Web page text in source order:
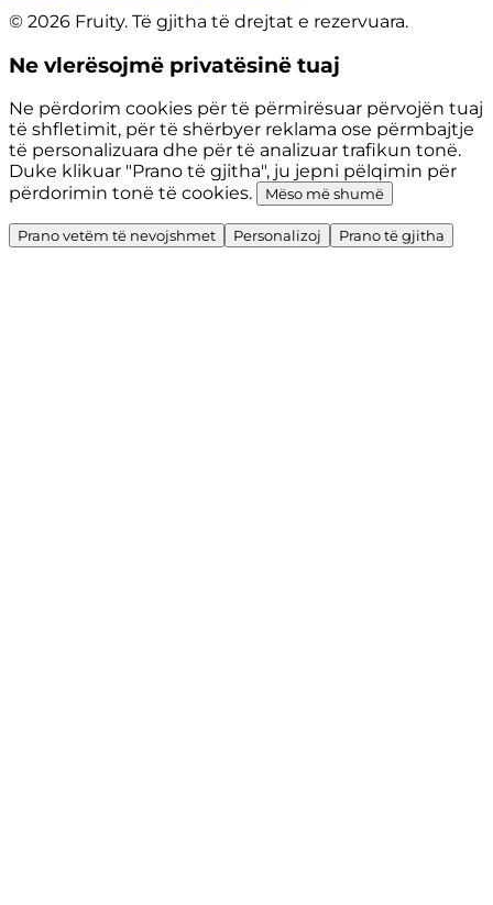
© 2026 Fruity. Të gjitha të drejtat e rezervuara.
Ne vlerësojmë privatësinë tuaj
Ne përdorim cookies për të përmirësuar përvojën tuaj
të shfletimit, për të shërbyer reklama ose përmbajtje
të personalizuara dhe për të analizuar trafikun tonë.
Duke klikuar "Prano të gjitha", ju jepni pëlqimin për
përdorimin tonë të cookies.
Mëso më shumë
Prano vetëm të nevojshmet Personalizoj Prano të gjitha